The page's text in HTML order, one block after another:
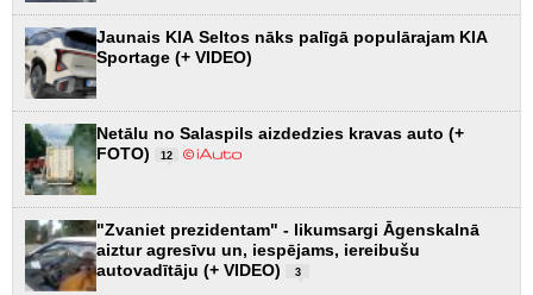
Jaunais KIA Seltos nāks palīgā populārajam KIA
Sportage (+ VIDEO)
Netālu no Salaspils aizdedzies kravas auto (+
FOTO)
12
"Zvaniet prezidentam" - likumsargi Āgenskalnā
aiztur agresīvu un, iespējams, iereibušu
autovadītāju (+ VIDEO)
3